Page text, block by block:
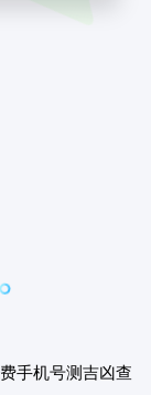
手机号测吉凶查